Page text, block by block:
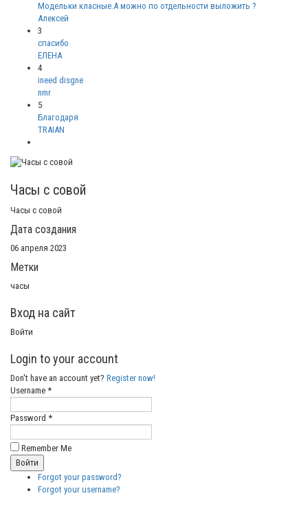
Модельки класные.А можно по отдельности выложить ?
Алексей
3
спасибо
ЕЛЕНА
4
ineed disgne
nmr
5
Благодаря
TRAIAN
Часы с совой
Часы с совой
Дата создания
06 апреля 2023
Метки
часы
Вход на сайт
Войти
Login to your account
Don't have an account yet? Register now!
Username *
Password *
Remember Me
Forgot your password?
Forgot your username?